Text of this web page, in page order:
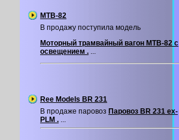
МТВ-82
В продажу поступила модель
Моторный трамвайный вагон МТВ-82 с
освещением . ...
Ree Models BR 231
В продаже паровоз Паровоз BR 231 ex-
PLM . ...